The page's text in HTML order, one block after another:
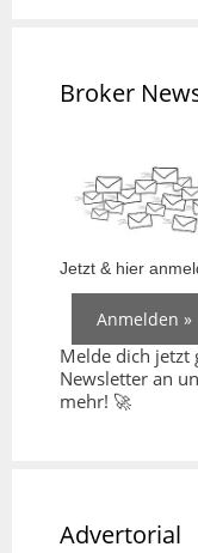
Broker
Jetzt & hier
Melde dich jetzt
Newsletter an
mehr! 🚀
Advertorial